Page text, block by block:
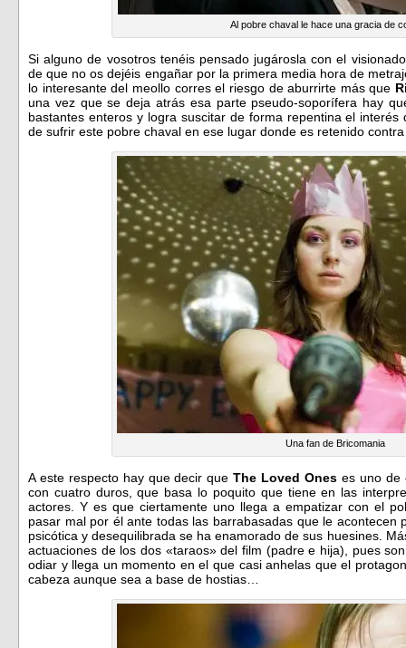
Al pobre chaval le hace una gracia de
Si alguno de vosotros tenéis pensado jugárosla con el
de que no os dejéis engañar por la primera media hora de
lo interesante del meollo corres el riesgo de aburrirte más que
una vez que se deja atrás esa parte pseudo-soporífera hay
bastantes enteros y logra suscitar de forma repentina el
de sufrir este pobre chaval en ese lugar donde es retenido
Una fan de Bricomania
A este respecto hay que decir queThe Loved Ones es uno de
con cuatro duros, que basa lo poquito que tiene en las
actores. Y es que ciertamente uno llega a empatizar con el
pasar mal por él ante todas las barrabasadas que le acontecen
psicótica y desequilibrada se ha enamorado de sus huesines.
actuaciones de los dos «taraos» del film (padre e hija), pues
odiar y llega un momento en el que casi anhelas que el
cabeza aunque sea a base de hostias…